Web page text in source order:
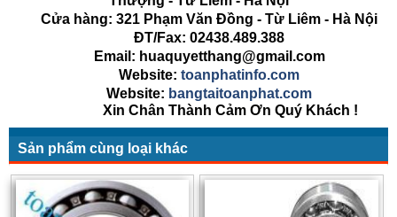
Cửa hàng: 321 Phạm Văn Đồng - Từ Liêm - Hà Nội
ĐT/Fax: 02438.489.388
Email: huaquyetthang@gmail.com
Website: toanphatinfo.com
Website: bangtaitoanphat.com
Xin Chân Thành Cảm Ơn Quý Khách !
Sản phẩm cùng loại khác